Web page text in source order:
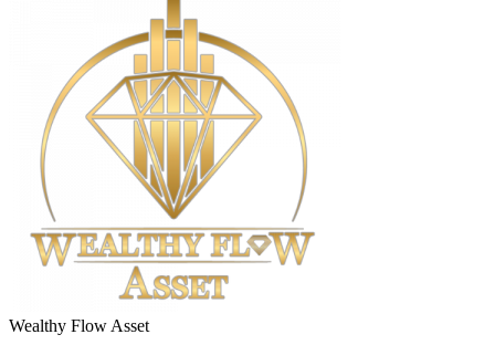
Wealthy Flow Asset